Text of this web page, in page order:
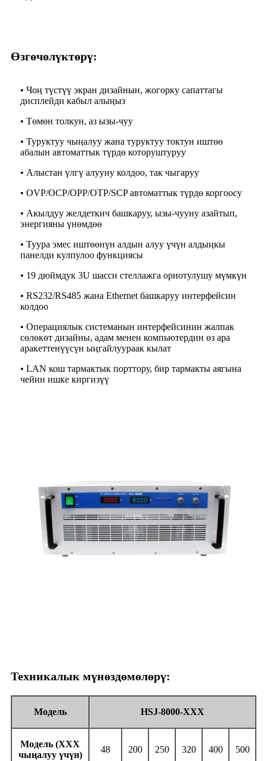
Өзгөчөлүктөрү:
• Чоң түстүү экран дизайнын, жогорку сапаттагы
дисплейди кабыл алыңыз
• Төмөн толкун, аз ызы-чуу
• Туруктуу чыңалуу жана туруктуу токтун иштөө
абалын автоматтык түрдө которуштуруу
• Алыстан үлгү алууну колдоо, так чыгаруу
• OVP/OCP/OPP/OTP/SCP автоматтык түрдө коргоосу
• Акылдуу желдеткич башкаруу, ызы-чууну азайтып,
энергияны үнөмдөө
• Туура эмес иштөөнүн алдын алуу үчүн алдыңкы
панелди кулпулоо функциясы
• 19 дюймдук 3U шасси стеллажга орнотулушу мүмкүн
• RS232/RS485 жана Ethernet башкаруу интерфейсин
колдоо
• Операциялык системанын интерфейсинин жалпак
сөлөкөт дизайны, адам менен компьютердин өз ара
аракеттенүүсүн ыңгайлуураак кылат
• LAN кош тармактык порттору, бир тармакты аягына
чейин ишке киргизүү
Техникалык мүнөздөмөлөрү:
Модель HSJ-8000-XXX
Модель (XXX
чыңалуу үчүн)
48 200 250 320 400 500